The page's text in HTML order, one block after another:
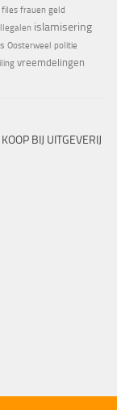
files frauen geld
islamisering
Oosterweel politie
vreemdelingen
BIJ UITGEVERIJ